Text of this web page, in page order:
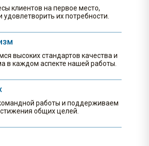
клиентов.
клиентов на первое место,
удовлетворить их потребности.
высоких стандартов качества и
в каждом аспекте нашей работы.
работы и поддерживаем
общих целей.